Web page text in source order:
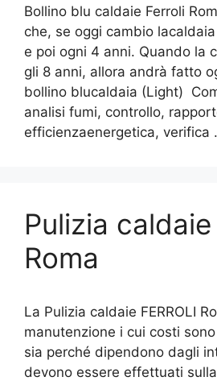
Bollino blu caldaie Ferroli
che, se oggi cambio
e poi ogni 4 anni. Quando la
gli 8 anni, allora andrà fatto
bollino blucaldaia (Light)
analisi fumi, controllo,
efficienzaenergetica, verifica
Pulizia caldaie
Roma
La Pulizia caldaie FERROLI
manutenzione i cui costi
sia perché dipendono dagli
devono essere effettuati